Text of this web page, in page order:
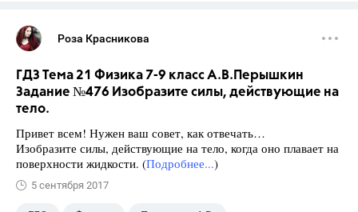
Роза Красникова
ГДЗ Тема 21 Физика 7-9 класс А.В.Перышкин
Задание №476 Изобразите силы, действующие на
тело.
Привет всем! Нужен ваш совет, как отвечать…
Изобразите силы, действующие на тело, когда оно плавает на
поверхности жидкости. (Подробнее...)
5 сентября 2017